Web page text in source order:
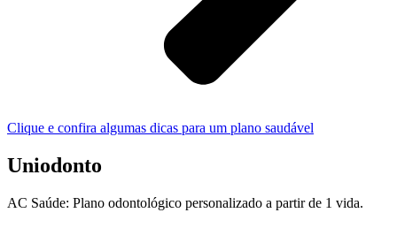
Clique e confira algumas dicas para um plano saudável
Uniodonto
AC Saúde: Plano odontológico personalizado a partir de 1 vida.